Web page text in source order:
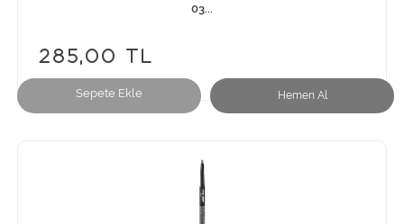
Sepete Ekle Hemen Al
03...
285,00 TL